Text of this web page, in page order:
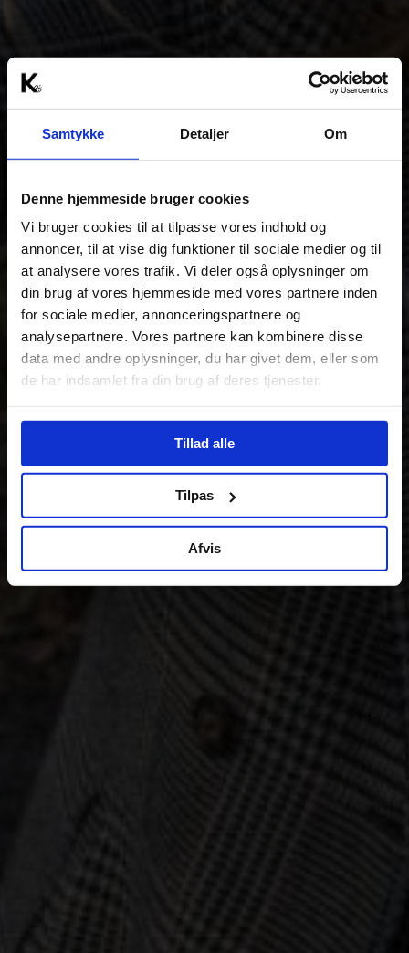
Samtykke Detaljer Om
Denne hjemmeside bruger cookies
Vi bruger cookies til at tilpasse vores indhold og
annoncer, til at vise dig funktioner til sociale medier og til
at analysere vores trafik. Vi deler også oplysninger om
din brug af vores hjemmeside med vores partnere inden
for sociale medier, annonceringspartnere og
analysepartnere. Vores partnere kan kombinere disse
data med andre oplysninger, du har givet dem, eller som
de har indsamlet fra din brug af deres tjenester.
Tillad alle
Tilpas
Afvis